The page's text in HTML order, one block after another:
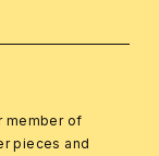
member of
pieces and